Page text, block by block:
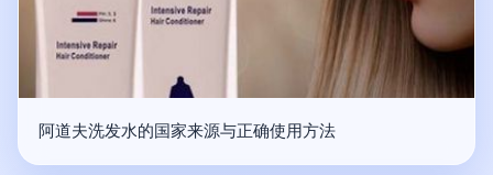
阿道夫洗发水的国家来源与正确使用方法